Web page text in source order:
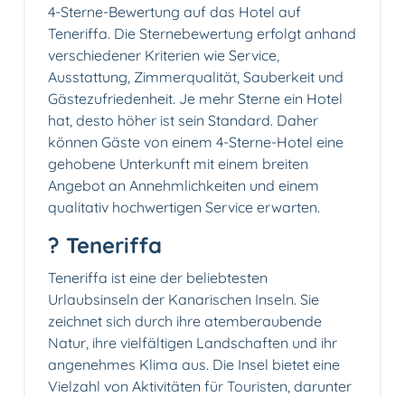
4-Sterne-Bewertung auf das Hotel auf
Teneriffa. Die Sternebewertung erfolgt anhand
verschiedener Kriterien wie Service,
Ausstattung, Zimmerqualität, Sauberkeit und
Gästezufriedenheit. Je mehr Sterne ein Hotel
hat, desto höher ist sein Standard. Daher
können Gäste von einem 4-Sterne-Hotel eine
gehobene Unterkunft mit einem breiten
Angebot an Annehmlichkeiten und einem
qualitativ hochwertigen Service erwarten.
? Teneriffa
Teneriffa ist eine der beliebtesten
Urlaubsinseln der Kanarischen Inseln. Sie
zeichnet sich durch ihre atemberaubende
Natur, ihre vielfältigen Landschaften und ihr
angenehmes Klima aus. Die Insel bietet eine
Vielzahl von Aktivitäten für Touristen, darunter